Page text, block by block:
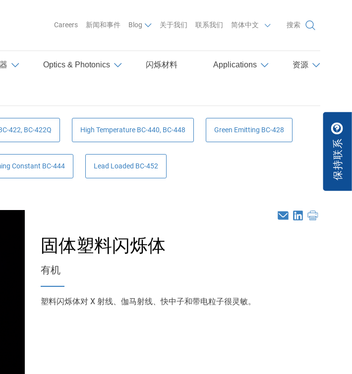
Careers 新闻和事件 Blog 关于我们 联系我们 简体中文 List additional actions
搜索
Optics & Photonics 闪烁材料 Applications 资源
422, BC-422Q High Temperature BC-440, BC-448 Green Emitting BC-428
Constant BC-444 Lead Loaded BC-452
Email Linkedin
固体塑料闪烁体
有机
塑料闪烁体对 X 射线、伽马射线、快中子和带电粒子很灵敏。
保持联系